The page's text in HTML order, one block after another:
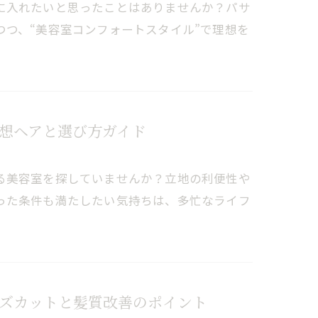
れたいと思ったことはありませんか？パサ
、“美容室コンフォートスタイル”で理想を
ヘアと選び方ガイド
容室を探していませんか？立地の利便性や
条件も満たしたい気持ちは、多忙なライフ
カットと髪質改善のポイント